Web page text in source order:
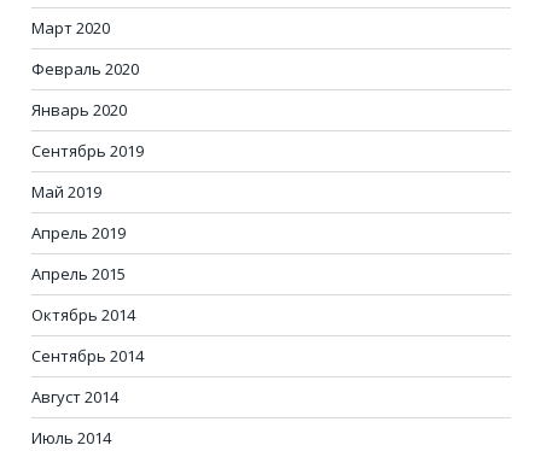
Март 2020
Февраль 2020
Январь 2020
Сентябрь 2019
Май 2019
Апрель 2019
Апрель 2015
Октябрь 2014
Сентябрь 2014
Август 2014
Июль 2014